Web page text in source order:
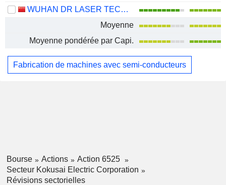
WUHAN DR LASER TECHNOLOGY CORP.,LTD
Moyenne
Moyenne pondérée par Capi.
Fabrication de machines avec semi-conducteurs
Bourse Actions
Action 6525
Secteur Kokusai Electric Corporation
Révisions sectorielles